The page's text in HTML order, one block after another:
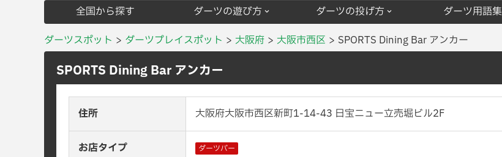
全国から探す ダーツの遊び方 ダーツの投げ方 ダーツ用語集
ダーツスポット
ダーツプレイスポット 大阪府 大阪市西区 SPORTS Dining Bar アンカー
SPORTS Dining Bar アンカー
住所 大阪府大阪市西区新町1-14-43 日宝ニュー立売堀ビル2F
お店タイプ ダーツバー